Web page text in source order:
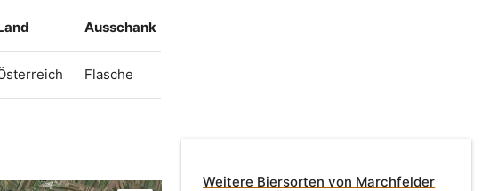
Ausschank
Flasche
Weitere Biersorten von Marchfelder